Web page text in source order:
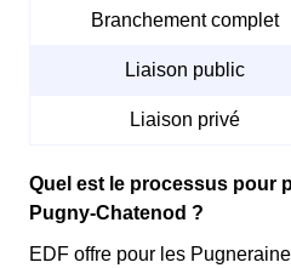
Branchement complet
Liaison public
Liaison privé
Quel est le processus pour
Pugny-Chatenod ?
EDF offre pour les